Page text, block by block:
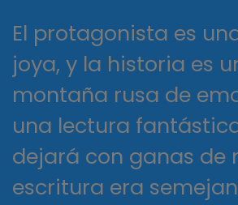
El protagonista es
joya, y la historia es
montaña rusa de
una lectura
dejará con ganas de
escritura era